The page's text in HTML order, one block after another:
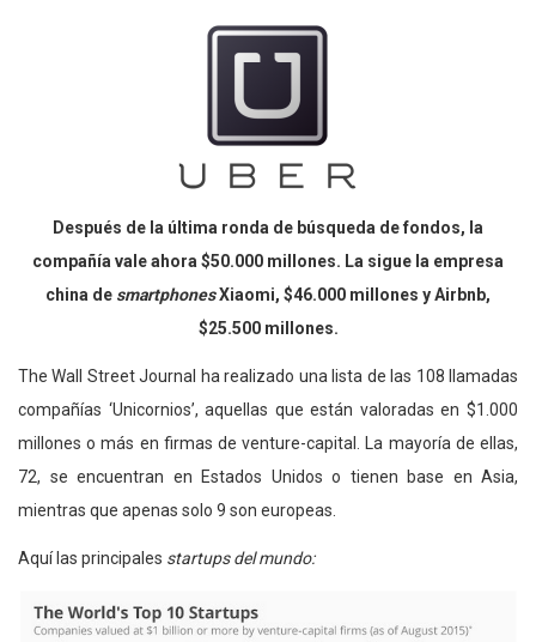
Después de la última ronda de búsqueda de fondos, la
compañía vale ahora $50.000 millones. La sigue la empresa
china de smartphonesXiaomi, $46.000 millones y Airbnb,
$25.500 millones.
The Wall Street Journal ha realizado una lista de las 108 llamadas
compañías ‘Unicornios’, aquellas que están valoradas en $1.000
millones o más en firmas de venture-capital. La mayoría de ellas,
72, se encuentran en Estados Unidos o tienen base en Asia,
mientras que apenas solo 9 son europeas.
Aquí las principales startups del mundo: